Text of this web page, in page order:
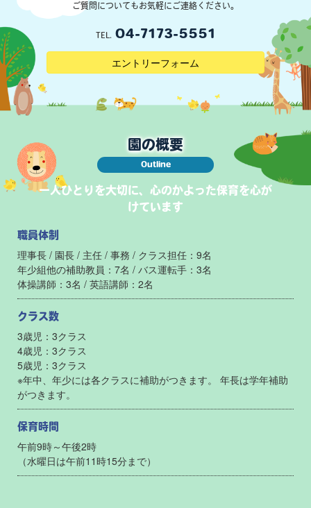
ご質問についてもお気軽にご連絡ください。
TEL. 04-7173-5551
エントリーフォーム
園の概要
Outline
一人ひとりを大切に、心のかよった保育を心が
けています
職員体制
理事長 / 園長 / 主任 / 事務 / クラス担任：9名
年少組他の補助教員：7名 / バス運転手：3名
体操講師：3名 / 英語講師：2名
クラス数
3歳児：3クラス
4歳児：3クラス
5歳児：3クラス
※年中、年少には各クラスに補助がつきます。 年長は学年補助
がつきます。
保育時間
午前9時～午後2時
（水曜日は午前11時15分まで）